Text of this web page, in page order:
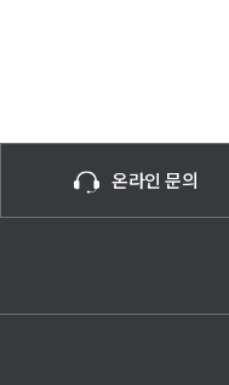
온라인 문의